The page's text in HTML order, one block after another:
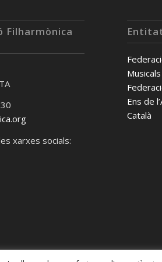
Filharmònica
xarxes socials:
Musicals
Ens de
Català